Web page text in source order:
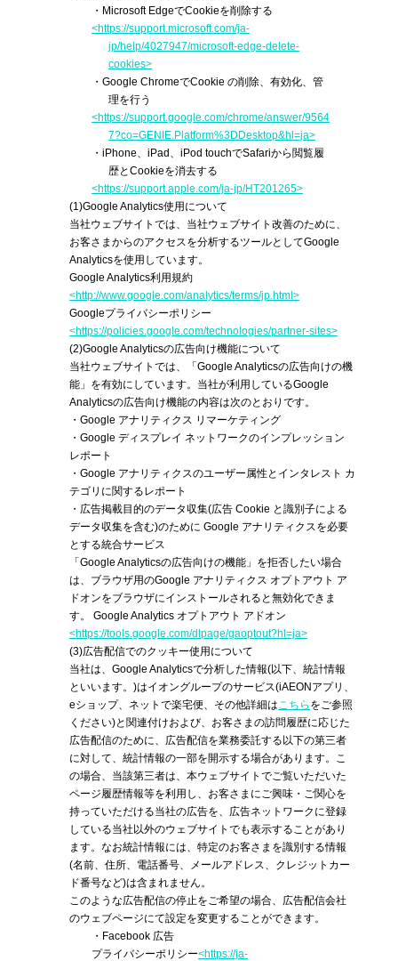
・Microsoft EdgeでCookieを削除する
<https://support.microsoft.com/ja-
jp/help/4027947/microsoft-edge-delete-
cookies>
・Google ChromeでCookie の削除、有効化、管
理を行う
<https://support.google.com/chrome/answer/9564
7?co=GENIE.Platform%3DDesktop&hl=ja>
・iPhone、iPad、iPod touchでSafariから閲覧履
歴とCookieを消去する
<https://support.apple.com/ja-jp/HT201265>
(1)Google Analytics使用について
当社ウェブサイトでは、当社ウェブサイト改善のために、
お客さまからのアクセスを分析するツールとしてGoogle
Analyticsを使用しています。
Google Analytics利用規約
<http://www.google.com/analytics/terms/jp.html>
Googleプライバシーポリシー
<https://policies.google.com/technologies/partner-sites>
(2)Google Analyticsの広告向け機能について
当社ウェブサイトでは、「Google Analyticsの広告向けの機
能」を有効にしています。当社が利用しているGoogle
Analyticsの広告向け機能の内容は次のとおりです。
・Google アナリティクス リマーケティング
・Google ディスプレイ ネットワークのインプレッション
レポート
・Google アナリティクスのユーザー属性とインタレスト カ
テゴリに関するレポート
・広告掲載目的のデータ収集(広告 Cookie と識別子による
データ収集を含む)のために Google アナリティクスを必要
とする統合サービス
「Google Analyticsの広告向けの機能」を拒否したい場合
は、ブラウザ用のGoogle アナリティクス オプトアウト ア
ドオンをブラウザにインストールされると無効化できま
す。 Google Analytics オプトアウト アドオン
<https://tools.google.com/dlpage/gaoptout?hl=ja>
(3)広告配信でのクッキー使用について
当社は、Google Analyticsで分析した情報(以下、統計情報
といいます。)はイオングループのサービス(iAEONアプリ、
eショップ、ネットで楽宅便、その他詳細はこちら をご参照
ください)と関連付けおよび、お客さまの訪問履歴に応じた
広告配信のために、広告配信を業務委託する以下の第三者
に対して、統計情報の一部を開示する場合があります。こ
の場合、当該第三者は、本ウェブサイトでご覧いただいた
ページ履歴情報等を利用し、お客さまにご興味・ご関心を
持っていただける当社の広告を、広告ネットワークに登録
している当社以外のウェブサイトでも表示することがあり
ます。なお統計情報には、特定のお客さまを識別する情報
(名前、住所、電話番号、メールアドレス、クレジットカー
ド番号など)は含まれません。
このような広告配信の停止をご希望の場合、広告配信会社
のウェブページにて設定を変更することができます。
・Facebook 広告
プライバシーポリシー<https://ja-